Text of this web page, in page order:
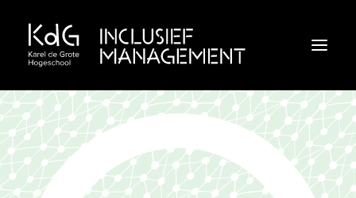
Inclusief klimaat
Inclusief leiderschap